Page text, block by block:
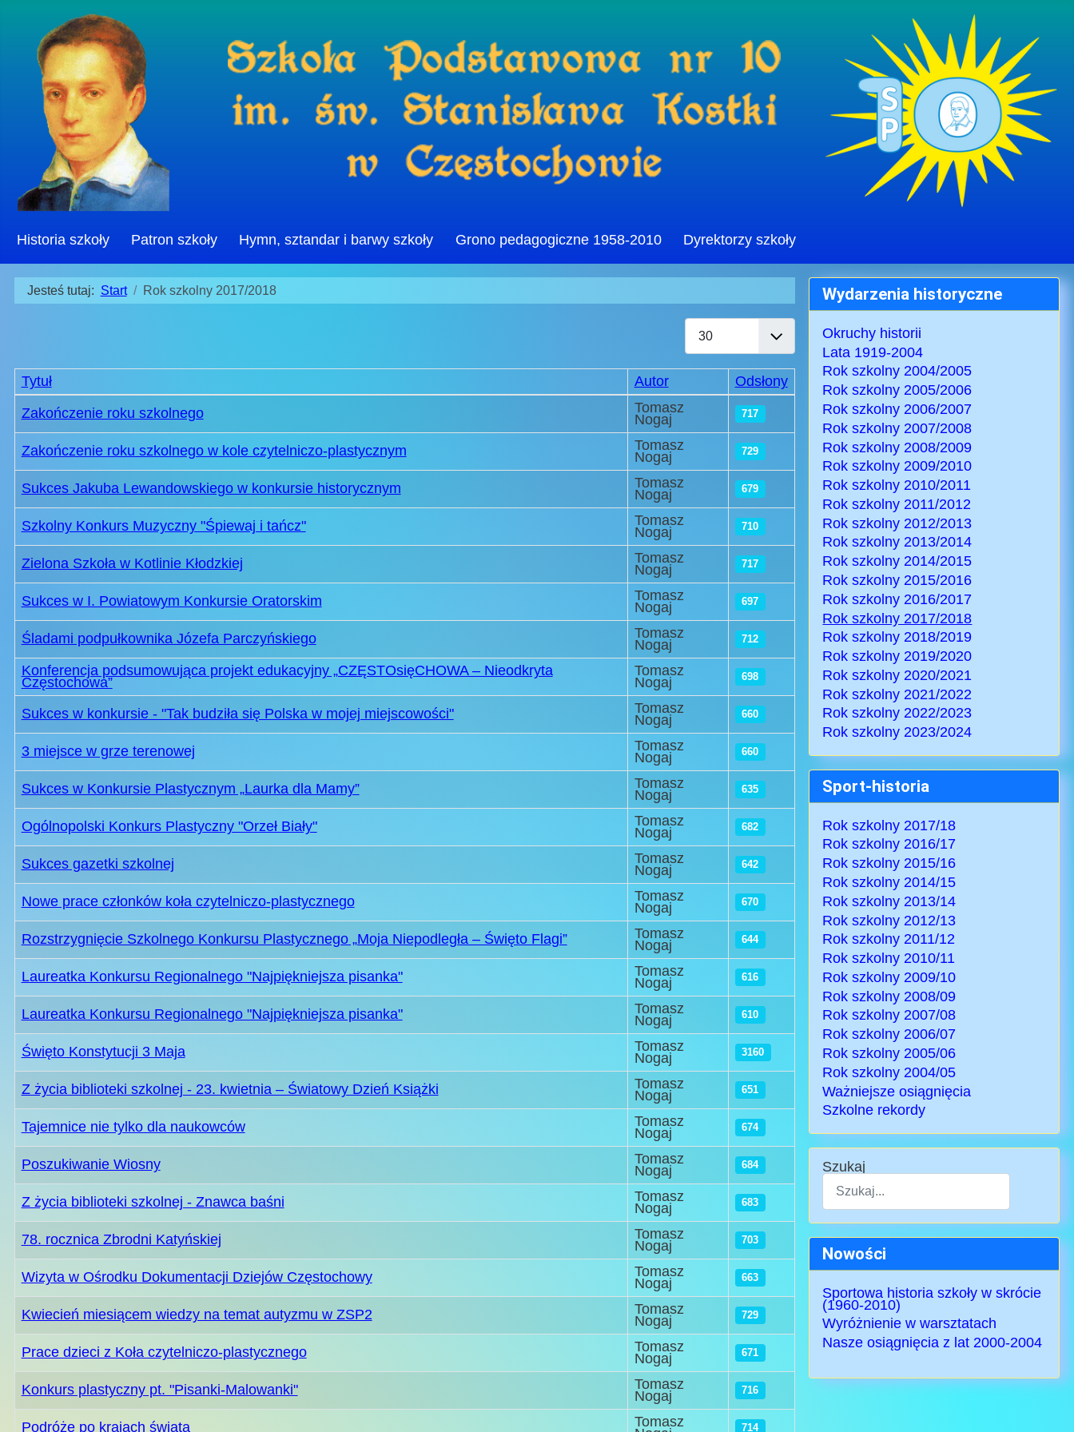
Historia szkoły Patron szkoły Hymn, sztandar i barwy szkoły Grono pedagogiczne 1958-2010 Dyrektorzy szkoły
Jesteś tutaj: Start Rok szkolny 2017/2018
Pokaż #
Spis artykułów
Tytuł Autor
Odsłony
Zakończenie roku szkolnego
Tomasz
Nogaj 717
Zakończenie roku szkolnego w kole czytelniczo-plastycznym Tomasz
Nogaj 729
Sukces Jakuba Lewandowskiego w konkursie historycznym Tomasz
Nogaj 679
Szkolny Konkurs Muzyczny "Śpiewaj i tańcz" Tomasz
Nogaj 710
Zielona Szkoła w Kotlinie Kłodzkiej Tomasz
Nogaj 717
Sukces w I. Powiatowym Konkursie Oratorskim Tomasz
Nogaj 697
Śladami podpułkownika Józefa Parczyńskiego Tomasz
Nogaj 712
Konferencja podsumowująca projekt edukacyjny „CZĘSTOsięCHOWA – Nieodkryta
Częstochowa”
Tomasz
Nogaj 698
Sukces w konkursie - "Tak budziła się Polska w mojej miejscowości" Tomasz
Nogaj 660
3 miejsce w grze terenowej Tomasz
Nogaj 660
Sukces w Konkursie Plastycznym „Laurka dla Mamy” Tomasz
Nogaj 635
Ogólnopolski Konkurs Plastyczny "Orzeł Biały" Tomasz
Nogaj 682
Sukces gazetki szkolnej Tomasz
Nogaj 642
Nowe prace członków koła czytelniczo-plastycznego Tomasz
Nogaj 670
Rozstrzygnięcie Szkolnego Konkursu Plastycznego „Moja Niepodległa – Święto Flagi” Tomasz
Nogaj 644
Laureatka Konkursu Regionalnego "Najpiękniejsza pisanka" Tomasz
Nogaj 616
Laureatka Konkursu Regionalnego "Najpiękniejsza pisanka" Tomasz
Nogaj 610
Święto Konstytucji 3 Maja Tomasz
Nogaj 3160
Z życia biblioteki szkolnej - 23. kwietnia – Światowy Dzień Książki Tomasz
Nogaj 651
Tajemnice nie tylko dla naukowców Tomasz
Nogaj 674
Poszukiwanie Wiosny Tomasz
Nogaj 684
Z życia biblioteki szkolnej - Znawca baśni Tomasz
Nogaj 683
78. rocznica Zbrodni Katyńskiej Tomasz
Nogaj 703
Wizyta w Ośrodku Dokumentacji Dziejów Częstochowy Tomasz
Nogaj 663
Kwiecień miesiącem wiedzy na temat autyzmu w ZSP2 Tomasz
Nogaj 729
Prace dzieci z Koła czytelniczo-plastycznego Tomasz
Nogaj 671
Konkurs plastyczny pt. "Pisanki-Malowanki" Tomasz
Nogaj 716
Podróże po krajach świata Tomasz 714
Wydarzenia historyczne
Okruchy historii
Lata 1919-2004
Rok szkolny 2004/2005
Rok szkolny 2005/2006
Rok szkolny 2006/2007
Rok szkolny 2007/2008
Rok szkolny 2008/2009
Rok szkolny 2009/2010
Rok szkolny 2010/2011
Rok szkolny 2011/2012
Rok szkolny 2012/2013
Rok szkolny 2013/2014
Rok szkolny 2014/2015
Rok szkolny 2015/2016
Rok szkolny 2016/2017
Rok szkolny 2017/2018
Rok szkolny 2018/2019
Rok szkolny 2019/2020
Rok szkolny 2020/2021
Rok szkolny 2021/2022
Rok szkolny 2022/2023
Rok szkolny 2023/2024
Sport-historia
Rok szkolny 2017/18
Rok szkolny 2016/17
Rok szkolny 2015/16
Rok szkolny 2014/15
Rok szkolny 2013/14
Rok szkolny 2012/13
Rok szkolny 2011/12
Rok szkolny 2010/11
Rok szkolny 2009/10
Rok szkolny 2008/09
Rok szkolny 2007/08
Rok szkolny 2006/07
Rok szkolny 2005/06
Rok szkolny 2004/05
Ważniejsze osiągnięcia
Szkolne rekordy
Szukaj
Type 2 or more characters for results.
Nowości
Sportowa historia szkoły w skrócie
(1960-2010)
Wyróżnienie w warsztatach
Nasze osiągnięcia z lat 2000-2004